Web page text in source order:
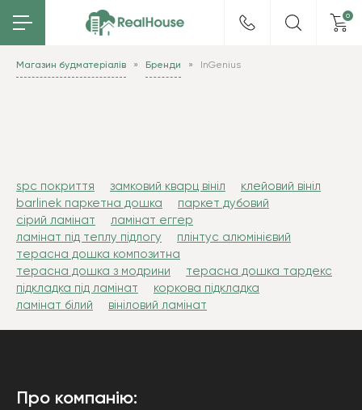
0
Магазин будматеріалів Бренди InGenius
spc покриття замковий кварц вініл
клейовий вініл
barlinek паркетна дошка
паркет дубовий
сірий ламінат
ламінат еггер
ламінат під теплу підлогу
плінтус алюмінієвий
терасна дошка композитна
терасна дошка з модрини
терасна дошка тардекс
підкладка під ламінат
коркова підкладка
ламінат білий
вініловий ламінат
Про компанію: